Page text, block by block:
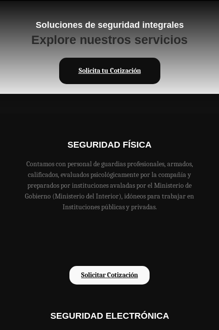
Soluciones de seguridad integrales
Explore nuestros servicios
Solicita tu Cotización
SEGURIDAD FÍSICA
Contamos con personal de guardias profesionales, armados,
calificados, evaluados psicológicamente por la compañía y
preparados por instituciones avaladas por el Ministerio de
Gobierno (Ministerio del Interior), idóneos para trabajar en
Instituciones públicas y privadas.
Solicitar Cotización
SEGURIDAD ELECTRÓNICA